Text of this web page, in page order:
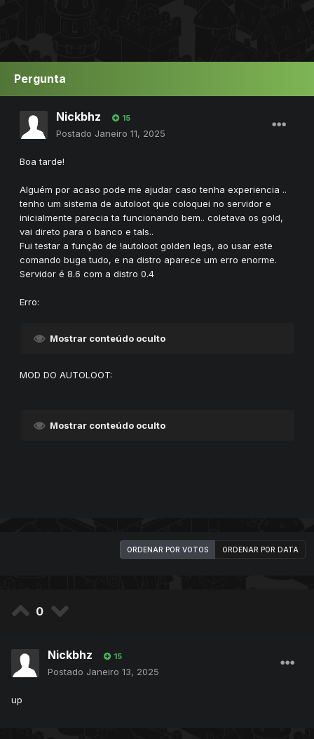
Pergunta
Nickbhz 15
Postado Janeiro 11, 2025
Boa tarde!
Alguém por acaso pode me ajudar caso tenha experiencia ..
tenho um sistema de autoloot que coloquei no servidor e
inicialmente parecia ta funcionando bem.. coletava os gold,
vai direto para o banco e tals..
Fui testar a função de !autoloot golden legs, ao usar este
comando buga tudo, e na distro aparece um erro enorme.
Servidor é 8.6 com a distro 0.4
Erro:
Mostrar conteúdo oculto
MOD DO AUTOLOOT:
Mostrar conteúdo oculto
ORDENAR POR VOTOS ORDENAR POR DATA
0
Nickbhz 15
Postado Janeiro 13, 2025
up